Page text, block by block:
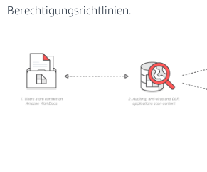
Berechtigungsrichtlinien.